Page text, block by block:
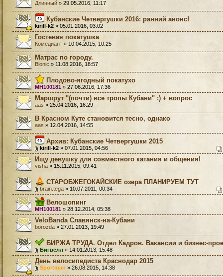
Длинный » 29.05.2016, 11:17
Кубанские Четвергушки 2016: ранний анонс!
kirill-k2 » 05.01.2016, 03:02
Гостевая покатушка
Комедиант » 10.04.2015, 10:25
Матрас по городу.
Bionic » 11.08.2016, 18:57
Плодово-ягодный покатухо
MH100181 » 27.06.2016, 17:36
Маршрут "(почти) все тропы Кубани" :) + вопрос
aas » 25.04.2016, 16:29
В Красном Куте становится тесно, однако
aas » 12.04.2016, 14:55
Архив: Кубанские Четвергушки 2015
kirill-k2 » 07.01.2015, 04:56
Ищу девушку для совместного катания и общения!
visha » 15.11.2015, 09:41
СТАРОБЖЕГОКАЙСКИЕ озера ПЛАНИРУЕМ ТУТ
brain.tega » 10.07.2011, 00:34
Велошопинг
MH100181 » 28.12.2014, 05:38
VeloBanda Славянск-на-Кубани
borozda » 27.01.2013, 19:49
БИРЖА ТРУДА. Отдел Кадров. Вакансии и бизнес-
Бигвелл » 14.01.2013, 15:48
День велосипедиста Краснодар 2015
Sportman » 26.08.2015, 14:38